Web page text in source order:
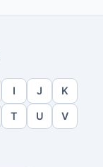
I J K
T U V